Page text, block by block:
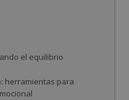
el equilibrio
herramientas para